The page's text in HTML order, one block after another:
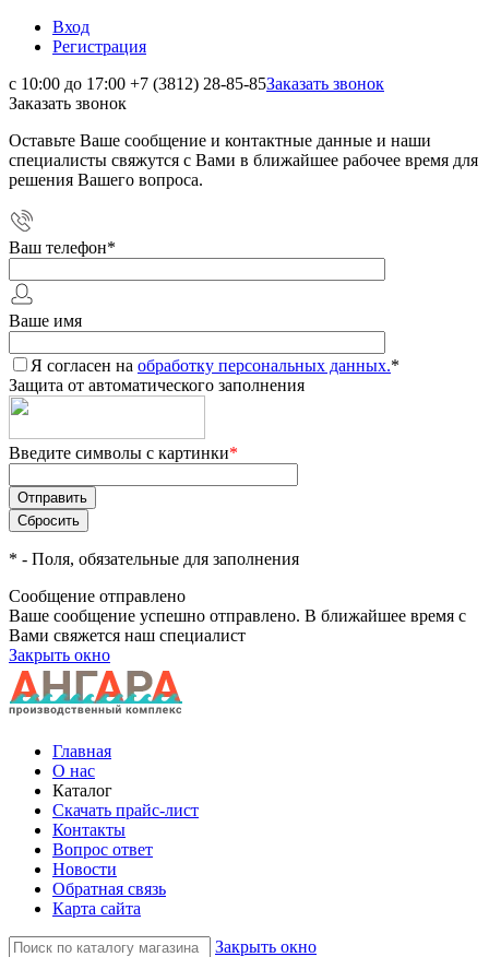
Вход
Регистрация
с 10:00 до 17:00 +7 (3812) 28-85-85Заказать звонок
Заказать звонок
Оставьте Ваше сообщение и контактные данные и наши
специалисты свяжутся с Вами в ближайшее рабочее время для
решения Вашего вопроса.
Ваш телефон*
Ваше имя
Я согласен на обработку персональных данных.*
Защита от автоматического заполнения
Введите символы с картинки*
* - Поля, обязательные для заполнения
Сообщение отправлено
Ваше сообщение успешно отправлено. В ближайшее время с
Вами свяжется наш специалист
Закрыть окно
Главная
О нас
Каталог
Скачать прайс-лист
Контакты
Вопрос ответ
Новости
Обратная связь
Карта сайта
Закрыть окно